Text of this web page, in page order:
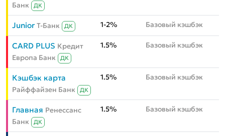
Банк
ДК
Junior Т-Банк ДК 1-2% Базовый кэшбэк
CARD PLUS Кредит
Европа Банк
ДК
1.5% Базовый кэшбэк
Кэшбэк карта
Райффайзен Банк ДК
1.5% Базовый кэшбэк
Главная Ренессанс
Банк
ДК
1.5% Базовый кэшбэк